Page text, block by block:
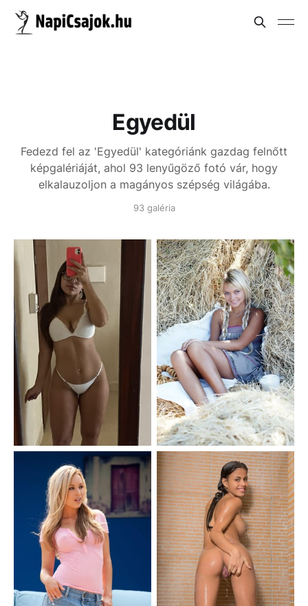
Egyedül
Fedezd fel az 'Egyedül' kategóriánk gazdag felnőtt
képgalériáját, ahol 93 lenyűgöző fotó vár, hogy
elkalauzoljon a magányos szépség világába.
93 galéria